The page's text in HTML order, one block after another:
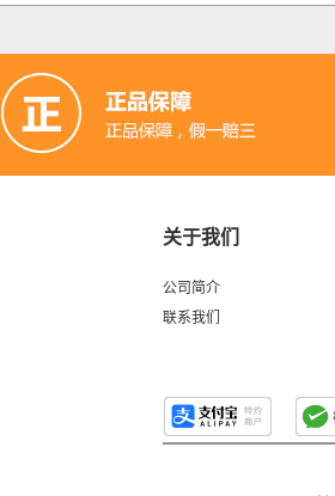
关于我们
公司简介
联系我们